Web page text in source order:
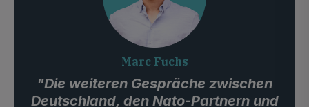
Marc Fuchs
"Die weiteren Gespräche zwischen
Deutschland, den Nato-Partnern und